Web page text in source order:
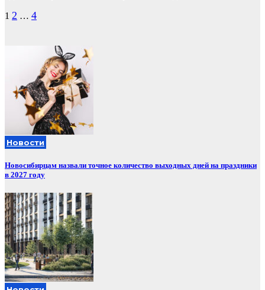
Пагинация
1 2 … 4
Новости
Новосибирцам назвали точное количество выходных дней на праздники
в 2027 году